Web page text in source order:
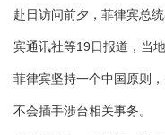
赴日访问前夕，菲律宾总
宾通讯社等19日报道，当
菲律宾坚持一个中国原则
不会插手涉台相关事务。